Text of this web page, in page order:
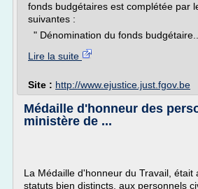
fonds budgétaires est complétée par
suivantes :
" Dénomination du fonds budgétaire...
Lire la suite
Site : http://www.ejustice.just.fgov.be
Médaille d'honneur des
ministère de ...
La Médaille d'honneur du Travail, était
statuts bien distincts, aux personnels